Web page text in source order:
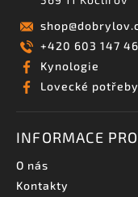
shop@
+420 603 147
Kynologie
Lovecké potřeby
INFORMACE
O nás
Kontakty